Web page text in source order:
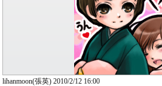
lihanmoon(張英) 2010/2/12 16:00